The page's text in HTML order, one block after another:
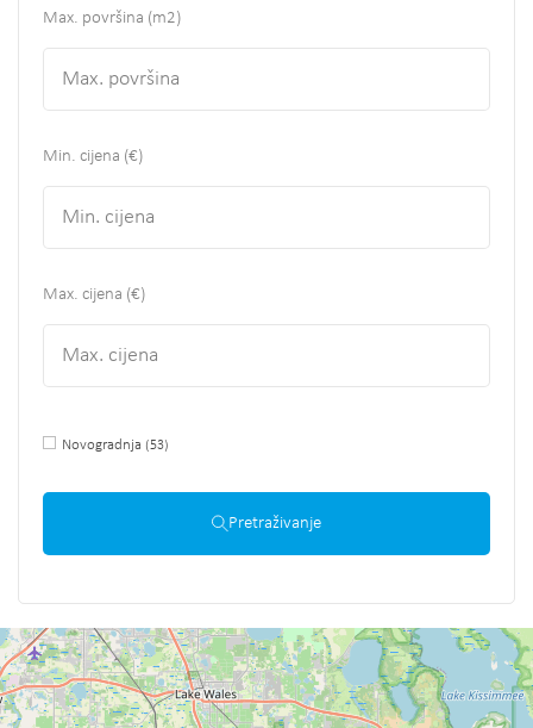
Max. površina (m2)
Min. cijena (€)
Max. cijena (€)
Novogradnja (53)
Pretraživanje